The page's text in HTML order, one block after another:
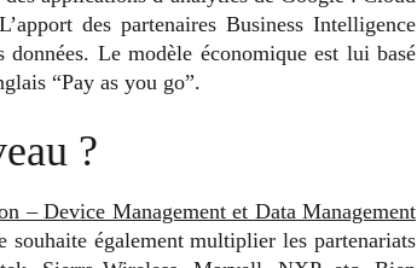
des partenaires Business Intelligence
Le modèle économique est lui basé
“Pay as you go”.
?
– Device Management et Data Management
également multiplier les partenariats